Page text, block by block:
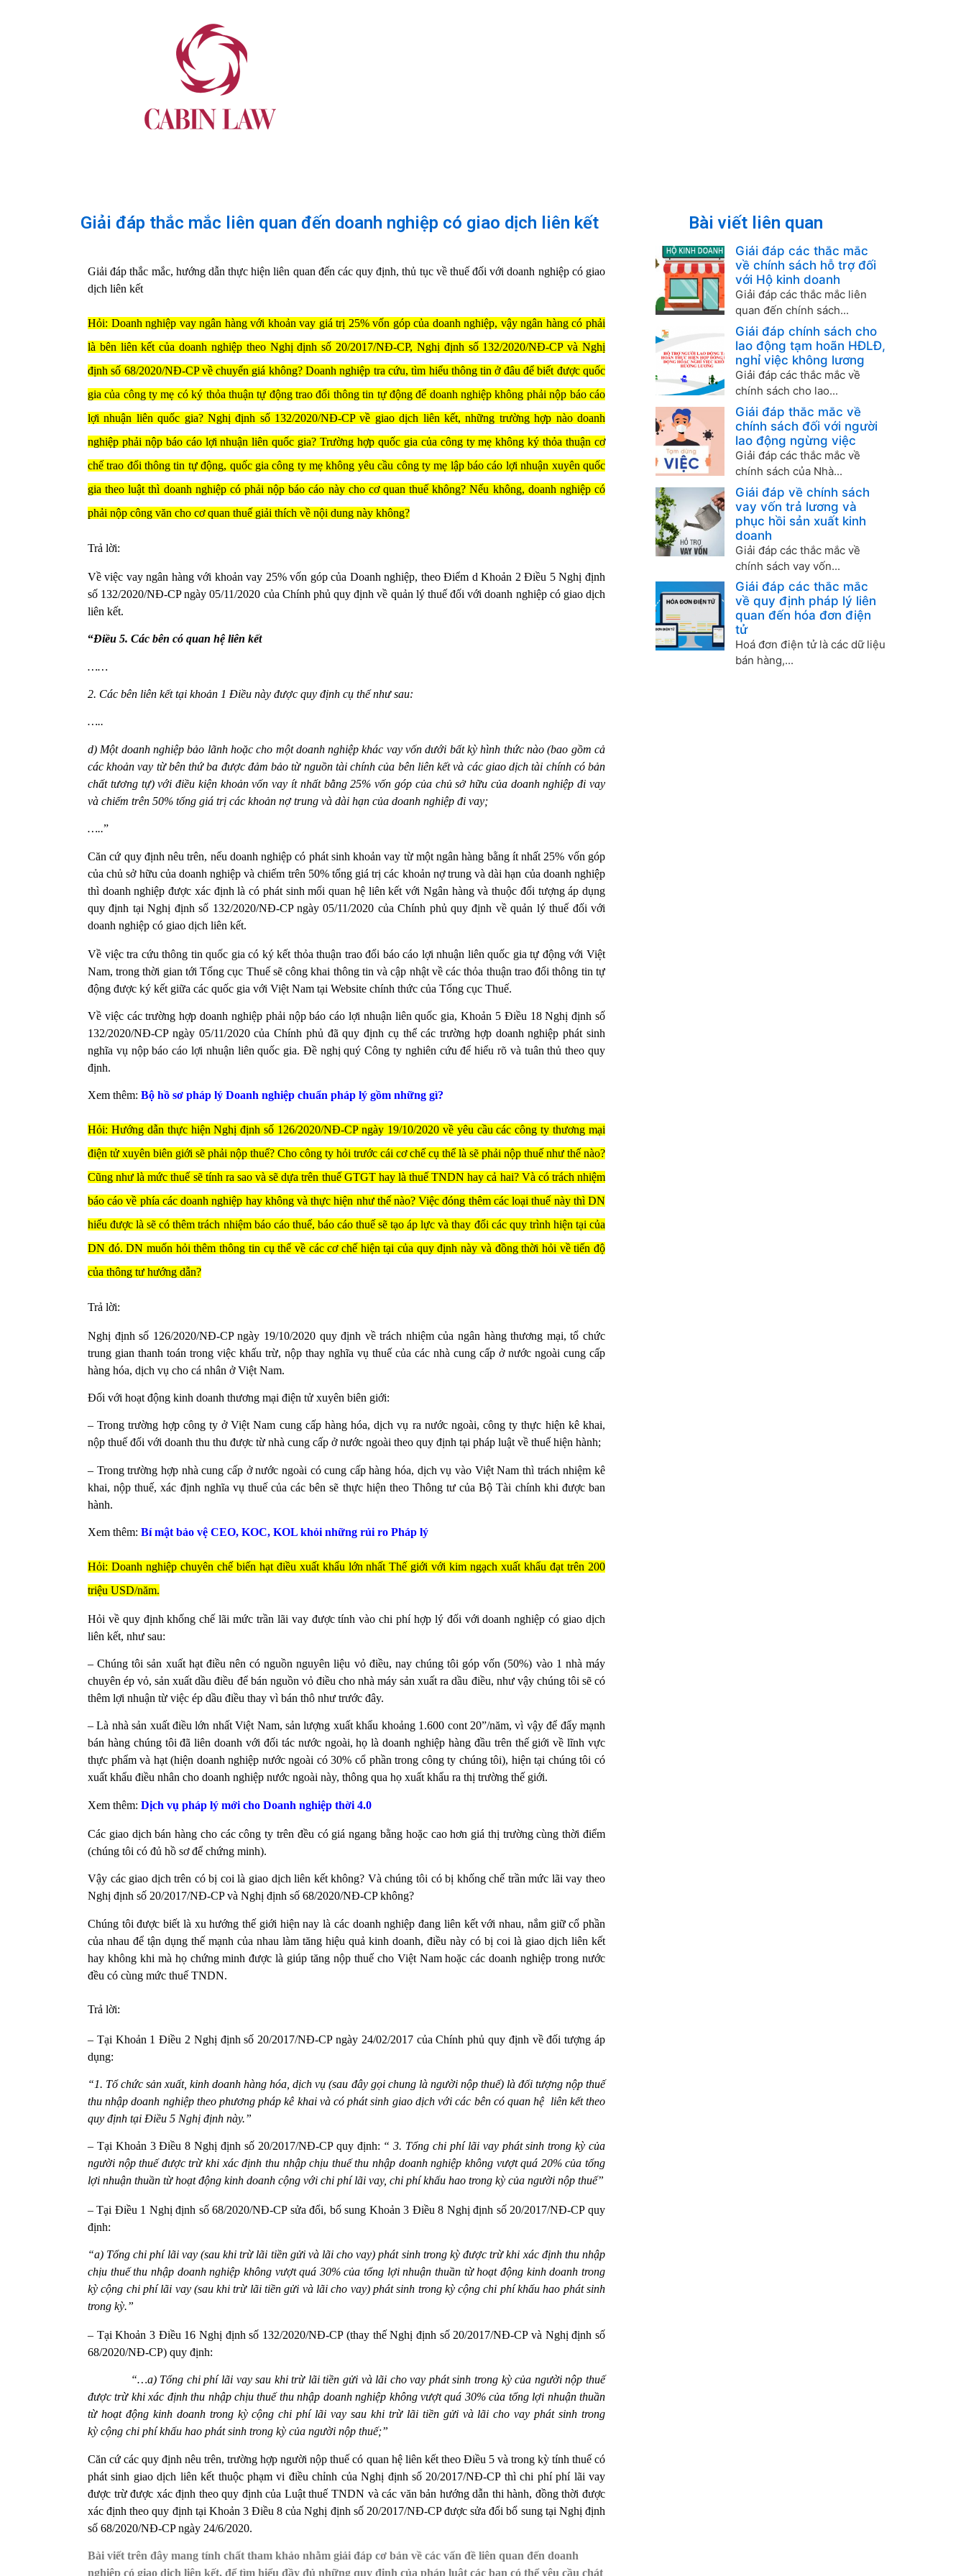
Giải đáp thắc mắc liên quan đến doanh nghiệp có giao dịch liên kết
Giải đáp thắc mắc, hướng dẫn thực hiện liên quan đến các quy định, thủ tục về thuế đối với doanh nghiệp có giao
dịch liên kết
Hỏi: Doanh nghiệp vay ngân hàng với khoản vay giá trị 25% vốn góp của doanh nghiệp, vậy ngân hàng có phải
là bên liên kết của doanh nghiệp theo Nghị định số 20/2017/NĐ-CP, Nghị định số 132/2020/NĐ-CP và Nghị
định số 68/2020/NĐ-CP về chuyển giá không? Doanh nghiệp tra cứu, tìm hiểu thông tin ở đâu để biết được quốc
gia của công ty mẹ có ký thỏa thuận tự động trao đổi thông tin tự động để doanh nghiệp không phải nộp báo cáo
lợi nhuận liên quốc gia? Nghị định số 132/2020/NĐ-CP về giao dịch liên kết, những trường hợp nào doanh
nghiệp phải nộp báo cáo lợi nhuận liên quốc gia? Trường hợp quốc gia của công ty mẹ không ký thỏa thuận cơ
chế trao đổi thông tin tự động, quốc gia công ty mẹ không yêu cầu công ty mẹ lập báo cáo lợi nhuận xuyên quốc
gia theo luật thì doanh nghiệp có phải nộp báo cáo này cho cơ quan thuế không? Nếu không, doanh nghiệp có
phải nộp công văn cho cơ quan thuế giải thích về nội dung này không?
Trả lời:
Về việc vay ngân hàng với khoản vay 25% vốn góp của Doanh nghiệp, theo Điểm d Khoản 2 Điều 5 Nghị định
số 132/2020/NĐ-CP ngày 05/11/2020 của Chính phủ quy định về quản lý thuế đối với doanh nghiệp có giao dịch
liên kết.
“Điều 5. Các bên có quan hệ liên kết
……
2. Các bên liên kết tại khoản 1 Điều này được quy định cụ thể như sau:
…..
d) Một doanh nghiệp bảo lãnh hoặc cho một doanh nghiệp khác vay vốn dưới bất kỳ hình thức nào (bao gồm cả
các khoản vay từ bên thứ ba được đảm bảo từ nguồn tài chính của bên liên kết và các giao dịch tài chính có bản
chất tương tự) với điều kiện khoản vốn vay ít nhất bằng 25% vốn góp của chủ sở hữu của doanh nghiệp đi vay
và chiếm trên 50% tổng giá trị các khoản nợ trung và dài hạn của doanh nghiệp đi vay;
…..”
Căn cứ quy định nêu trên, nếu doanh nghiệp có phát sinh khoản vay từ một ngân hàng bằng ít nhất 25% vốn góp
của chủ sở hữu của doanh nghiệp và chiếm trên 50% tổng giá trị các khoản nợ trung và dài hạn của doanh nghiệp
thì doanh nghiệp được xác định là có phát sinh mối quan hệ liên kết với Ngân hàng và thuộc đối tượng áp dụng
quy định tại Nghị định số 132/2020/NĐ-CP ngày 05/11/2020 của Chính phủ quy định về quản lý thuế đối với
doanh nghiệp có giao dịch liên kết.
Về việc tra cứu thông tin quốc gia có ký kết thỏa thuận trao đổi báo cáo lợi nhuận liên quốc gia tự động với Việt
Nam, trong thời gian tới Tổng cục Thuế sẽ công khai thông tin và cập nhật về các thỏa thuận trao đổi thông tin tự
động được ký kết giữa các quốc gia với Việt Nam tại Website chính thức của Tổng cục Thuế.
Về việc các trường hợp doanh nghiệp phải nộp báo cáo lợi nhuận liên quốc gia, Khoản 5 Điều 18 Nghị định số
132/2020/NĐ-CP ngày 05/11/2020 của Chính phủ đã quy định cụ thể các trường hợp doanh nghiệp phát sinh
nghĩa vụ nộp báo cáo lợi nhuận liên quốc gia. Đề nghị quý Công ty nghiên cứu để hiểu rõ và tuân thủ theo quy
định.
Xem thêm: Bộ hồ sơ pháp lý Doanh nghiệp chuẩn pháp lý gồm những gì?
Hỏi: Hướng dẫn thực hiện Nghị định số 126/2020/NĐ-CP ngày 19/10/2020 về yêu cầu các công ty thương mại
điện tử xuyên biên giới sẽ phải nộp thuế? Cho công ty hỏi trước cái cơ chế cụ thể là sẽ phải nộp thuế như thế nào?
Cũng như là mức thuế sẽ tính ra sao và sẽ dựa trên thuế GTGT hay là thuế TNDN hay cả hai? Và có trách nhiệm
báo cáo về phía các doanh nghiệp hay không và thực hiện như thế nào? Việc đóng thêm các loại thuế này thì DN
hiểu được là sẽ có thêm trách nhiệm báo cáo thuế, báo cáo thuế sẽ tạo áp lực và thay đổi các quy trình hiện tại của
DN đó. DN muốn hỏi thêm thông tin cụ thể về các cơ chế hiện tại của quy định này và đồng thời hỏi về tiến độ
của thông tư hướng dẫn?
Trả lời:
Nghị định số 126/2020/NĐ-CP ngày 19/10/2020 quy định về trách nhiệm của ngân hàng thương mại, tổ chức
trung gian thanh toán trong việc khấu trừ, nộp thay nghĩa vụ thuế của các nhà cung cấp ở nước ngoài cung cấp
hàng hóa, dịch vụ cho cá nhân ở Việt Nam.
Đối với hoạt động kinh doanh thương mại điện tử xuyên biên giới:
– Trong trường hợp công ty ở Việt Nam cung cấp hàng hóa, dịch vụ ra nước ngoài, công ty thực hiện kê khai,
nộp thuế đối với doanh thu thu được từ nhà cung cấp ở nước ngoài theo quy định tại pháp luật về thuế hiện hành;
– Trong trường hợp nhà cung cấp ở nước ngoài có cung cấp hàng hóa, dịch vụ vào Việt Nam thì trách nhiệm kê
khai, nộp thuế, xác định nghĩa vụ thuế của các bên sẽ thực hiện theo Thông tư của Bộ Tài chính khi được ban
hành.
Xem thêm: Bí mật bảo vệ CEO, KOC, KOL khỏi những rủi ro Pháp lý
Hỏi: Doanh nghiệp chuyên chế biến hạt điều xuất khẩu lớn nhất Thế giới với kim ngạch xuất khẩu đạt trên 200
triệu USD/năm.
Hỏi về quy định khống chế lãi mức trần lãi vay được tính vào chi phí hợp lý đối với doanh nghiệp có giao dịch
liên kết, như sau:
– Chúng tôi sản xuất hạt điều nên có nguồn nguyên liệu vỏ điều, nay chúng tôi góp vốn (50%) vào 1 nhà máy
chuyên ép vỏ, sản xuất dầu điều để bán nguồn vỏ điều cho nhà máy sản xuất ra dầu điều, như vậy chúng tôi sẽ có
thêm lợi nhuận từ việc ép dầu điều thay vì bán thô như trước đây.
– Là nhà sản xuất điều lớn nhất Việt Nam, sản lượng xuất khẩu khoảng 1.600 cont 20”/năm, vì vậy để đẩy mạnh
bán hàng chúng tôi đã liên doanh với đối tác nước ngoài, họ là doanh nghiệp hàng đầu trên thế giới về lĩnh vực
thực phẩm và hạt (hiện doanh nghiệp nước ngoài có 30% cổ phần trong công ty chúng tôi), hiện tại chúng tôi có
xuất khẩu điều nhân cho doanh nghiệp nước ngoài này, thông qua họ xuất khẩu ra thị trường thế giới.
Xem thêm: Dịch vụ pháp lý mới cho Doanh nghiệp thời 4.0
Các giao dịch bán hàng cho các công ty trên đều có giá ngang bằng hoặc cao hơn giá thị trường cùng thời điểm
(chúng tôi có đủ hồ sơ để chứng minh).
Vậy các giao dịch trên có bị coi là giao dịch liên kết không? Và chúng tôi có bị khống chế trần mức lãi vay theo
Nghị định số 20/2017/NĐ-CP và Nghị định số 68/2020/NĐ-CP không?
Chúng tôi được biết là xu hướng thế giới hiện nay là các doanh nghiệp đang liên kết với nhau, nắm giữ cổ phần
của nhau để tận dụng thế mạnh của nhau làm tăng hiệu quả kinh doanh, điều này có bị coi là giao dịch liên kết
hay không khi mà họ chứng minh được là giúp tăng nộp thuế cho Việt Nam hoặc các doanh nghiệp trong nước
đều có cùng mức thuế TNDN.
Trả lời:
– Tại Khoản 1 Điều 2 Nghị định số 20/2017/NĐ-CP ngày 24/02/2017 của Chính phủ quy định về đối tượng áp
dụng:
“1. Tổ chức sản xuất, kinh doanh hàng hóa, dịch vụ (sau đây gọi chung làngười nộp thuế) là đối tượng nộp thuế
thu nhập doanh nghiệp theo phương pháp kê khai và có phát sinh giao dịch với các bên có quan hệ liên kết theo
quy định tại Điều 5 Nghị định này.”
– Tại Khoản 3 Điều 8 Nghị định số 20/2017/NĐ-CP quy định: “ 3. Tổng chi phí lãi vay phát sinh trong kỳ của
người nộp thuế được trừ khi xác định thu nhập chịu thuế thu nhập doanh nghiệp không vượt quá 20% của tổng
lợi nhuận thuần từ hoạt động kinh doanh cộng với chi phí lãi vay, chi phí khấu hao trong kỳ của người nộp thuế”
– Tại Điều 1 Nghị định số 68/2020/NĐ-CP sửa đổi, bổ sung Khoản 3 Điều 8 Nghị định số 20/2017/NĐ-CP quy
định:
“a) Tổng chi phí lãi vay (sau khi trừ lãi tiền gửi và lãi cho vay) phát sinh trong kỳ được trừ khi xác định thu nhập
chịu thuế thu nhập doanh nghiệp không vượt quá 30% của tổng lợi nhuận thuần từ hoạt động kinh doanh trong
kỳ cộng chi phí lãi vay (sau khi trừ lãi tiền gửi và lãi cho vay) phát sinh trong kỳ cộng chi phí khấu hao phát sinh
trong kỳ.”
– Tại Khoản 3 Điều 16 Nghị định số 132/2020/NĐ-CP (thay thế Nghị định số 20/2017/NĐ-CP và Nghị định số
68/2020/NĐ-CP) quy định:
“…a) Tổng chi phí lãi vay sau khi trừ lãi tiền gửi và lãi cho vay phát sinh trong kỳ của người nộp thuế
được trừ khi xác định thu nhập chịu thuế thu nhập doanh nghiệp không vượt quá 30% của tổng lợi nhuận thuần
từ hoạt động kinh doanh trong kỳcộng chi phí lãi vay sau khi trừ lãi tiền gửi và lãi cho vay phát sinh trong
kỳ cộng chi phí khấu hao phát sinh trong kỳ của người nộp thuế;”
Căn cứ các quy định nêu trên, trường hợp người nộp thuế có quan hệ liên kết theo Điều 5 và trong kỳ tính thuế có
phát sinh giao dịch liên kết thuộc phạm vi điều chỉnh của Nghị định số 20/2017/NĐ-CP thì chi phí phí lãi vay
được trừ được xác định theo quy định của Luật thuế TNDN và các văn bản hướng dẫn thi hành, đồng thời được
xác định theo quy định tại Khoản 3 Điều 8 của Nghị định số 20/2017/NĐ-CP được sửa đổi bổ sung tại Nghị định
số 68/2020/NĐ-CP ngày 24/6/2020.
Bài viết trên đây mang tính chất tham khảo nhằm giải đáp cơ bản về các vấn đề liên quan đến doanh
nghiệp có giao dịch liên kết, để tìm hiểu đầy đủ những quy định của pháp luật các bạn có thể yêu cầu chát
Bài viết liên quan
Giải đáp các thắc mắc
về chính sách hỗ trợ đối
với Hộ kinh doanh
Giải đáp các thắc mắc liên
quan đến chính sách...
Giải đáp chính sách cho
lao động tạm hoãn HĐLĐ,
nghỉ việc không lương
Giải đáp các thắc mắc về
chính sách cho lao...
Giải đáp thắc mắc về
chính sách đối với người
lao động ngừng việc
Giải đáp các thắc mắc về
chính sách của Nhà...
Giải đáp về chính sách
vay vốn trả lương và
phục hồi sản xuất kinh
doanh
Giải đáp các thắc mắc về
chính sách vay vốn...
Giải đáp các thắc mắc
về quy định pháp lý liên
quan đến hóa đơn điện
tử
Hoá đơn điện tử là các dữ liệu
bán hàng,...